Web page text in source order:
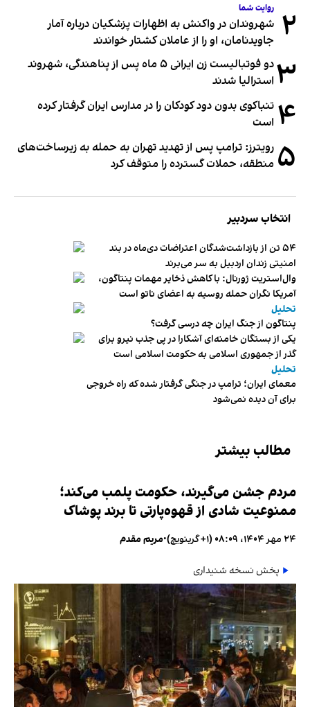
۲ روایت شما
شهروندان در واکنش به اظهارات پزشکیان درباره آمار
جاویدنامان، او را از عاملان کشتار خواندند
۳
دو فوتبالیست زن ایرانی ۵ ماه پس از پناهندگی، شهروند
استرالیا شدند
۴ تنباکوی بدون دود کودکان را در مدارس ایران گرفتار کرده
است
۵ رویترز: ترامپ پس از تهدید تهران به حمله به زیرساخت‌های
منطقه، حملات گسترده را متوقف کرد
انتخاب سردبیر
۵۴ تن از بازداشت‌شدگان اعتراضات دی‌ماه در بند
امنیتی زندان اردبیل به سر می‌برند
وال‌استریت ژورنال: با کاهش ذخایر مهمات پنتاگون،
آمریکا نگران حمله روسیه به اعضای ناتو‌ است
تحلیل
پنتاگون از جنگ ایران چه درسی گرفت؟
یکی از بستگان خامنه‌ای آشکارا در پی جذب نیرو برای
گذر از جمهوری اسلامی به حکومت اسلامی است
تحلیل
معمای ایران؛ ترامپ در جنگی گرفتار شده که راه خروجی
برای آن دیده نمی‌شود
مطالب بیشتر
مردم جشن می‌گیرند، حکومت پلمب می‌کند؛
ممنوعیت شادی از قهوه‌پارتی تا برند پوشاک
۲۴ مهر ۱۴۰۴، ۰۸:۰۹ (‎+۱ گرینویچ) •مریم مقدم
پخش نسخه شنیداری